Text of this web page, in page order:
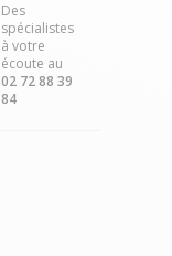
Des
spécialistes
à votre
écoute au
02 72 88 39
84